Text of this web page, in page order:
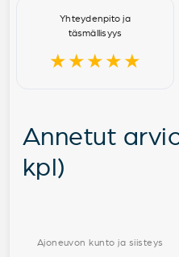
Yhteydenpito ja
täsmällisyys
★★★★★
Annetut
kpl)
Ajoneuvon kunto ja siisteys